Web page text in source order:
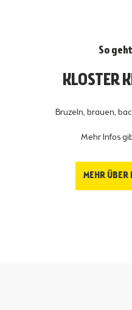
So
KLOSTER
Bruzeln, brauen,
Mehr Infos
MEHR ÜBER